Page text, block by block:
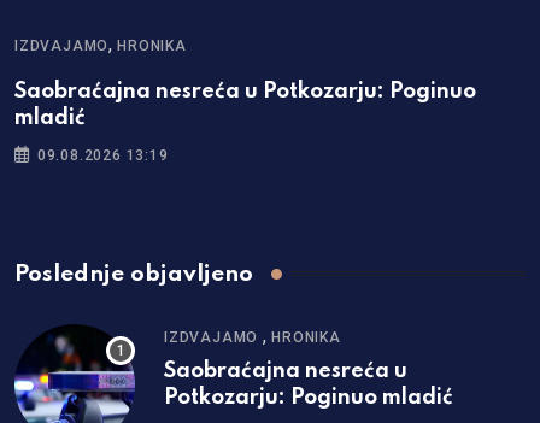
IZDVAJAMO,HRONIKA
Saobraćajna nesreća u Potkozarju: Poginuo
mladić
09.08.2026 13:19
Poslednje objavljeno
IZDVAJAMO ,HRONIKA
Saobraćajna nesreća u
Potkozarju: Poginuo mladić